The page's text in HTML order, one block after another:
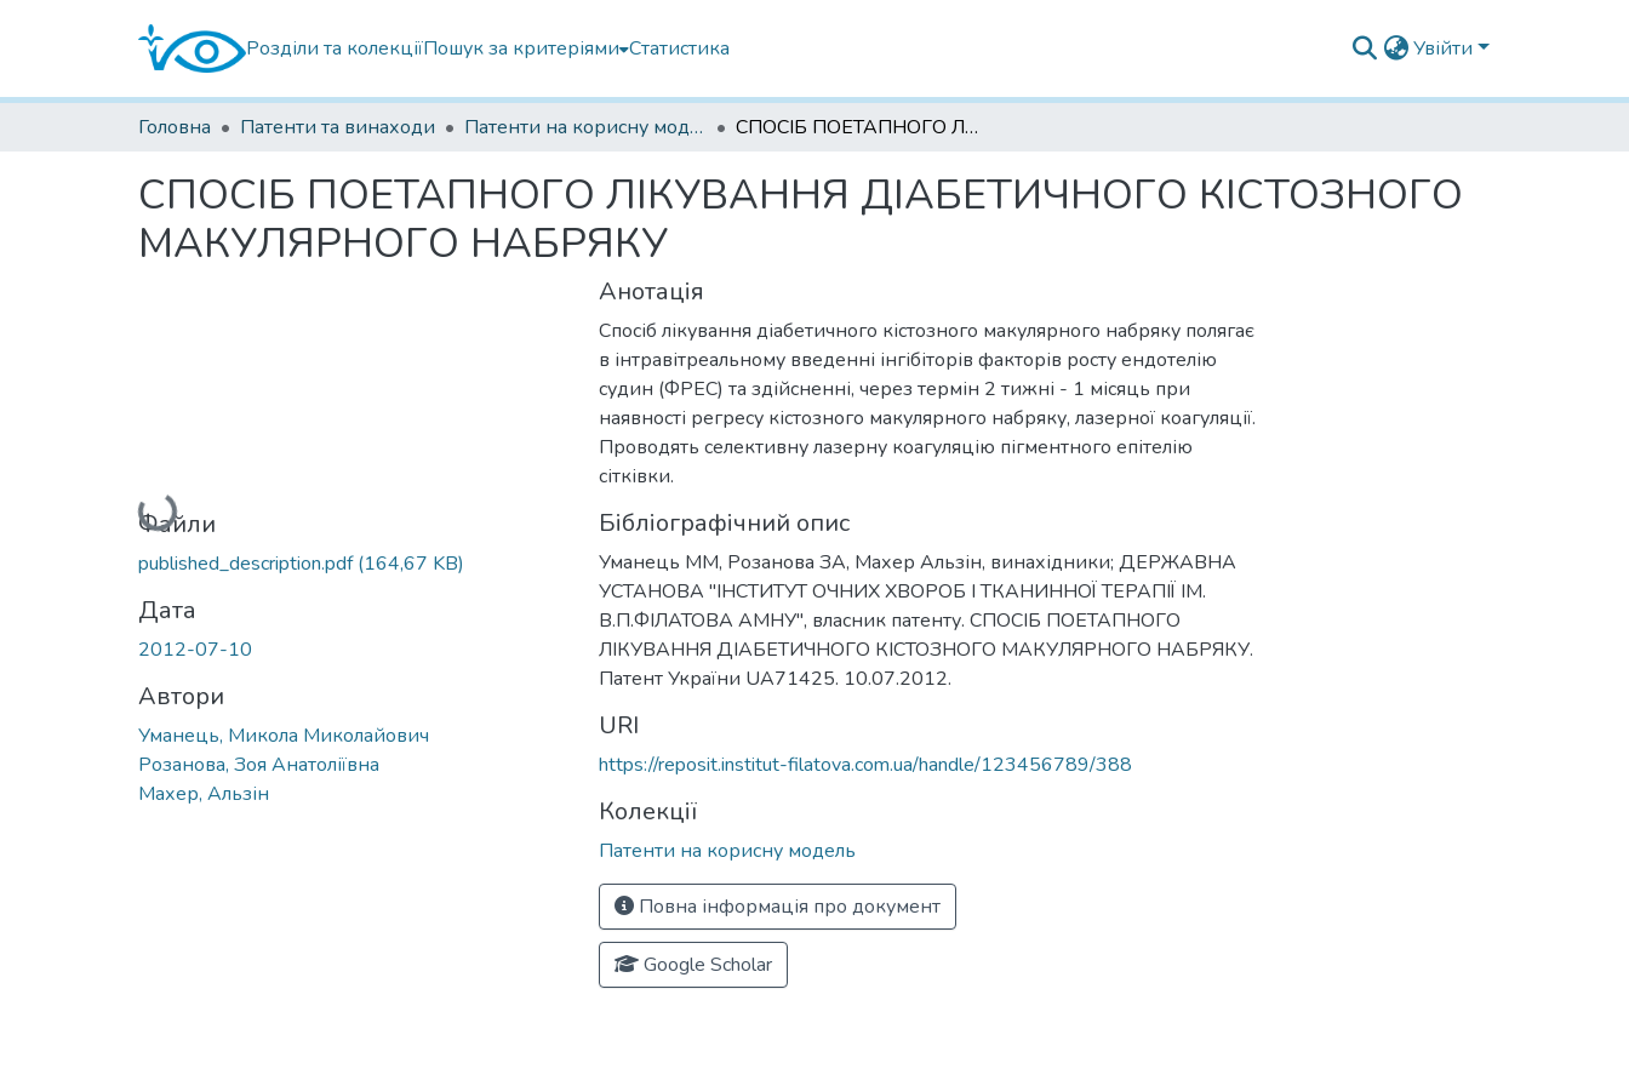
Розділи та колекціїПошук за критеріями Статистика Увійти
Головна Патенти та винаходи Патенти на корисну модель СПОСІБ ПОЕТАПНОГО ЛІКУВАННЯ ДІАБЕТИЧНОГО КІСТОЗНОГО МАКУЛЯРНОГО НАБРЯКУ
СПОСІБ ПОЕТАПНОГО ЛІКУВАННЯ ДІАБЕТИЧНОГО КІСТОЗНОГО
МАКУЛЯРНОГО НАБРЯКУ
Вантажиться...
Файли
published_description.pdf(164,67 KB)
Дата
2012-07-10
Автори
Уманець, Микола Миколайович
Розанова, Зоя Анатоліївна
Махер, Альзін
Анотація
Спосіб лікування діабетичного кістозного макулярного набряку полягає
в інтравітреальному введенні інгібіторів факторів росту ендотелію
судин (ФРЕС) та здійсненні, через термін 2 тижні - 1 місяць при
наявності регресу кістозного макулярного набряку, лазерної коагуляції.
Проводять селективну лазерну коагуляцію пігментного епітелію
сітківки.
Бібліографічний опис
Уманець ММ, Розанова ЗА, Махер Альзін, винахідники; ДЕРЖАВНА
УСТАНОВА "ІНСТИТУТ ОЧНИХ ХВОРОБ І ТКАНИННОЇ ТЕРАПІЇ ІМ.
В.П.ФІЛАТОВА АМНУ", власник патенту. СПОСІБ ПОЕТАПНОГО
ЛІКУВАННЯ ДІАБЕТИЧНОГО КІСТОЗНОГО МАКУЛЯРНОГО НАБРЯКУ.
Патент України UA71425. 10.07.2012.
URI
https://reposit.institut-filatova.com.ua/handle/123456789/388
Колекції
Патенти на корисну модель
Повна інформація про документ
Google Scholar